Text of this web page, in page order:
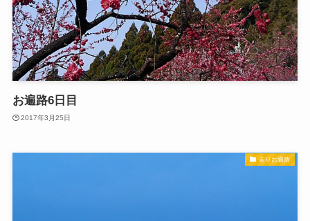
お遍路6日目
2017年3月25日
走りお遍路